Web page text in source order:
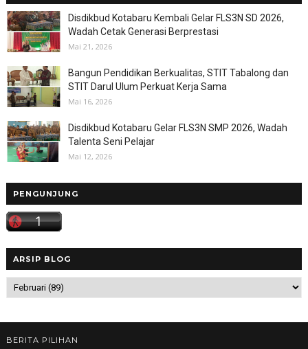
Disdikbud Kotabaru Kembali Gelar FLS3N SD 2026,
Wadah Cetak Generasi Berprestasi
Mai 21, 2026
Bangun Pendidikan Berkualitas, STIT Tabalong dan
STIT Darul Ulum Perkuat Kerja Sama
Mai 16, 2026
Disdikbud Kotabaru Gelar FLS3N SMP 2026, Wadah
Talenta Seni Pelajar
Mai 12, 2026
PENGUNJUNG
ARSIP BLOG
BERITA PILIHAN